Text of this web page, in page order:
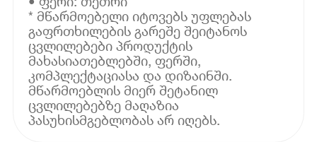
* მწარმოებელი იტოვებს უფლებას
გაფრთხილების გარეშე შეიტანოს
ცვლილებები პროდუქტის
მახასიათებლებში, ფერში,
კომპლექტაციასა და დიზაინში.
მწარმოებლის მიერ შეტანილ
ცვლილებებზე მაღაზია
პასუხისმგებლობას არ იღებს.